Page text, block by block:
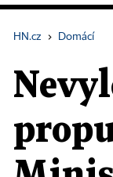
HN.cz › Domácí